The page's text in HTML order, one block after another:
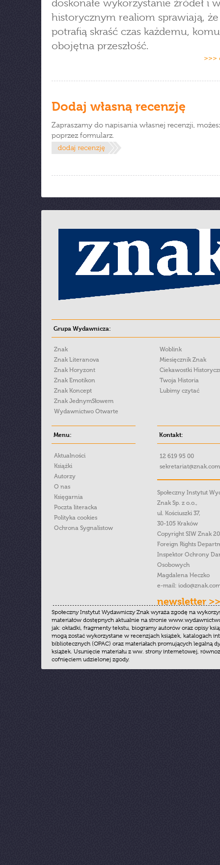
doskonałe wykorzystanie źródeł i
historycznym realiom sprawiają, że
potrafią skraść czas każdemu,
obojętna przeszłość.
>>>
Dodaj własną recenzję
Zapraszamy do napisania własnej recenzji,
poprzez formularz.
Grupa Wydawnicza:
Znak
Znak Literanova
Znak Horyzont
Znak Emotikon
Znak Koncept
Znak JednymSłowem
Wydawnictwo Otwarte
Woblink
Miesięcznik Znak
Ciekawostki
Twoja Historia
Lubimy czytać
Menu:
Aktualności
Książki
Autorzy
O nas
Księgarnia
Poczta literacka
Polityka cookies
Ochrona Sygnalistow
Kontakt:
12 619 95 00
Społeczny Instytut
Znak Sp. z o.o.,
ul. Kościuszki 37,
30-105 Kraków
Copyright SIW Znak
Foreign Rights
Inspektor Ochrony
Osobowych
Magdalena Heczko
e-mail:
newsletter >>
Społeczny Instytut Wydawniczy Znak wyraża zgodę na
materiałów dostępnych aktualnie na stronie
jak: okładki, fragmenty tekstu, biogramy autorów oraz opisy
mogą zostać wykorzystane w recenzjach książek, katalogach
bibliotecznych (OPAC) oraz materiałach promujących legalną
książek. Usunięcie materiału z ww. strony internetowej,
cofnięciem udzielonej zgody.